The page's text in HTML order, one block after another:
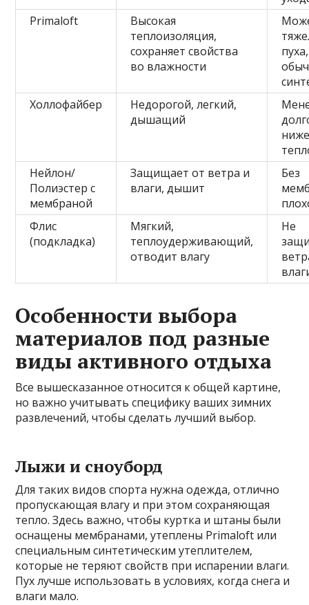
Primaloft
Высокая
теплоизоляция,
сохраняет свойства
во влажности
Холлофайбер
Недорогой, легкий,
дышащий
Нейлон/
Полиэстер с
мембраной
Защищает от ветра и
влаги, дышит
Без
Флис
(подкладка)
Мягкий,
теплоудерживающий,
отводит влагу
Не
Особенности выбора
материалов под разные
виды активного отдыха
Все вышесказанное относится к общей картине,
но важно учитывать специфику ваших зимних
развлечений, чтобы сделать лучший выбор.
Лыжи и сноуборд
Для таких видов спорта нужна одежда, отлично
пропускающая влагу и при этом сохраняющая
тепло. Здесь важно, чтобы куртка и штаны были
оснащены мембранами, утеплены Primaloft или
специальным синтетическим утеплителем,
которые не теряют свойств при испарении влаги.
Пух лучше использовать в условиях, когда снега и
влаги мало.